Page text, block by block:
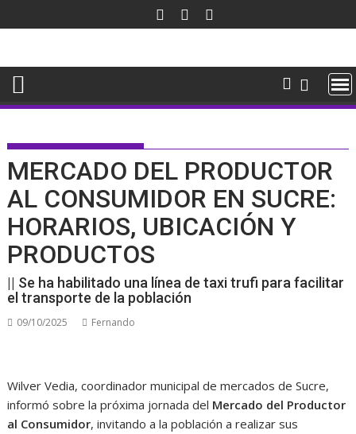
al
MERCADO DEL PRODUCTOR
AL CONSUMIDOR EN SUCRE:
HORARIOS, UBICACIÓN Y
PRODUCTOS
|| Se ha habilitado una línea de taxi trufi para facilitar
el transporte de la población
09/10/2025 Fernando
Wilver Vedia, coordinador municipal de mercados de Sucre,
informó sobre la próxima jornada del Mercado del Productor
al Consumidor, invitando a la población a realizar sus